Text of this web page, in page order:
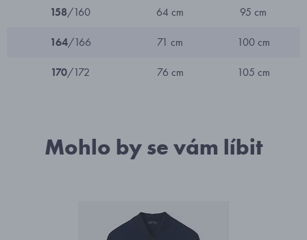
158/160 64 cm 95 cm
164/166 71 cm 100 cm
170/172 76 cm 105 cm
Mohlo by se vám líbit